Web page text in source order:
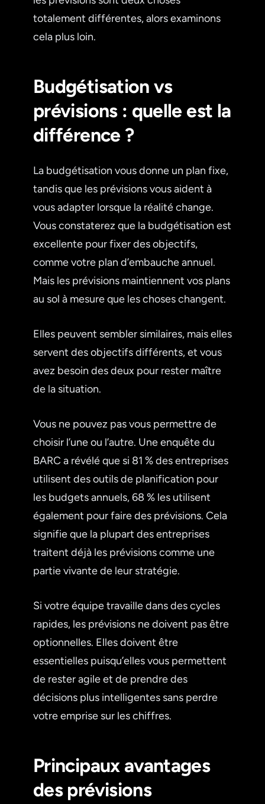
totalement différentes, alors examinons
cela plus loin.
Budgétisation vs
prévisions : quelle est la
différence ?
La budgétisation vous donne un plan fixe,
tandis que les prévisions vous aident à
vous adapter lorsque la réalité change.
Vous constaterez que la budgétisation est
excellente pour fixer des objectifs,
comme votre plan d’embauche annuel.
Mais les prévisions maintiennent vos plans
au sol à mesure que les choses changent.
Elles peuvent sembler similaires, mais elles
servent des objectifs différents, et vous
avez besoin des deux pour rester maître
de la situation.
Vous ne pouvez pas vous permettre de
choisir l’une ou l’autre. Une enquête du
BARC a révélé que si 81 % des entreprises
utilisent des outils de planification pour
les budgets annuels, 68 % les utilisent
également pour faire des prévisions. Cela
signifie que la plupart des entreprises
traitent déjà les prévisions comme une
partie vivante de leur stratégie.
Si votre équipe travaille dans des cycles
rapides, les prévisions ne doivent pas être
optionnelles. Elles doivent être
essentielles puisqu’elles vous permettent
de rester agile et de prendre des
décisions plus intelligentes sans perdre
votre emprise sur les chiffres.
Principaux avantages
des prévisions